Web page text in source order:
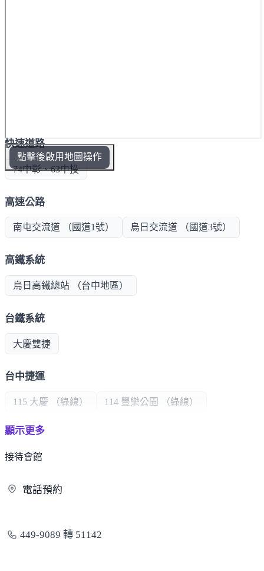
點擊後啟用地圖操作
快速道路
74中彰、63中投
高速公路
南屯交流道 （國道1號） 烏日交流道 （國道3號）
高鐵系統
烏日高鐵總站 （台中地區）
台鐵系統
大慶雙捷
台中捷運
115 大慶 （綠線） 114 豐樂公園 （綠線）
超商/賣場
愛買
醫療機構
顯示更多
接待會館
電話預約
449-9089 轉 51142